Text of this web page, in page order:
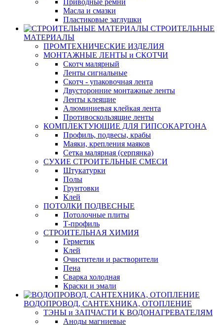
Приводные ремни
Масла и смазки
Пластиковые заглушки
СТРОИТЕЛЬНЫЕ
МАТЕРИАЛЫ
ПРОМТЕХНИЧЕСКИЕ ИЗДЕЛИЯ
МОНТАЖНЫЕ ЛЕНТЫ и СКОТЧИ
Скотч малярный
Ленты сигнальные
Скотч - упаковочная лента
Двусторонние монтажные ленты
Ленты клеящие
Алюминиевая клейкая лента
Противоскользящие ленты
КОМПЛЕКТУЮЩИЕ ДЛЯ ГИПСОКАРТОНА
Профиль, подвесы, крабы
Маяки, крепления маяков
Сетка малярная (серпянка)
СУХИЕ СТРОИТЕЛЬНЫЕ СМЕСИ
Штукатурки
Полы
Грунтовки
Клей
ПОТОЛКИ ПОДВЕСНЫЕ
Потолочные плиты
Т-профиль
СТРОИТЕЛЬНАЯ ХИМИЯ
Герметик
Клей
Очистители и растворители
Пена
Сварка холодная
Краски и эмали
ВОДОПРОВОД, САНТЕХНИКА, ОТОПЛЕНИЕ
ТЭНЫ и ЗАПЧАСТИ К ВОДОНАГРЕВАТЕЛЯМ
Аноды магниевые